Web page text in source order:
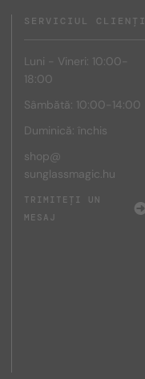
SERVICIUL CLIENȚI
Luni - Vineri: 10:00-
18:00
Sâmbătă: 10:00-14:00
Duminică: închis
shop@
sunglassmagic.hu
TRIMITEȚI UN
MESAJ